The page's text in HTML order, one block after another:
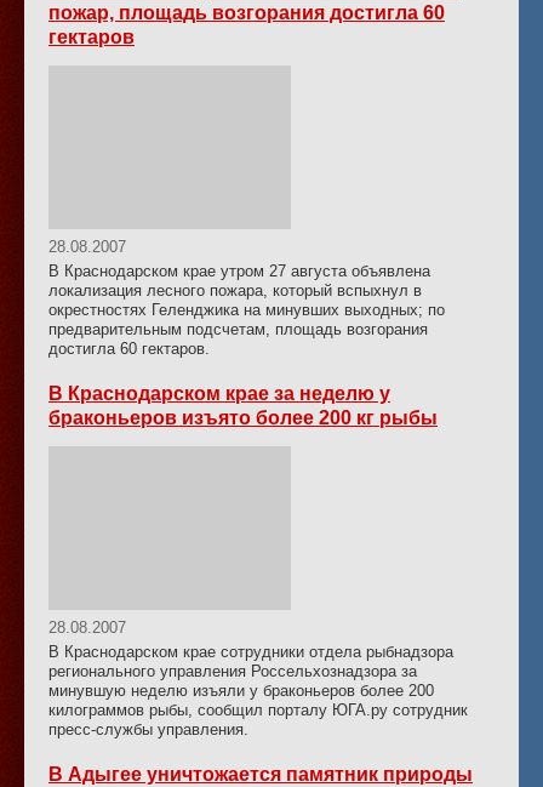
пожар, площадь возгорания достигла 60
гектаров
28.08.2007
В Краснодарском крае утром 27 августа объявлена
локализация лесного пожара, который вспыхнул в
окрестностях Геленджика на минувших выходных; по
предварительным подсчетам, площадь возгорания
достигла 60 гектаров.
В Краснодарском крае за неделю у
браконьеров изъято более 200 кг рыбы
28.08.2007
В Краснодарском крае сотрудники отдела рыбнадзора
регионального управления Россельхознадзора за
минувшую неделю изъяли у браконьеров более 200
килограммов рыбы, сообщил порталу ЮГА.ру сотрудник
пресс-службы управления.
В Адыгее уничтожается памятник природы